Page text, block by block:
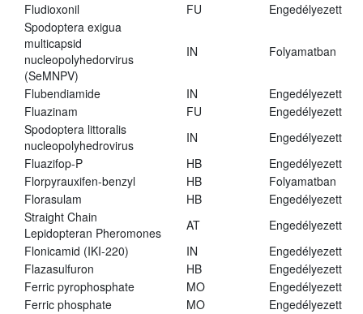
Fludioxonil FU
Engedélyezett
Spodoptera exigua
multicapsid
nucleopolyhedorvirus
(SeMNPV)
IN Folyamatban
Flubendiamide IN
Engedélyezett
Fluazinam
FU
Engedélyezett
Spodoptera littoralis
nucleopolyhedrovirus
IN
Engedélyezett
Fluazifop-P
HB
Engedélyezett
Florpyrauxifen-benzyl
HB
Folyamatban
Florasulam
HB
Engedélyezett
Straight Chain
Lepidopteran Pheromones
AT
Engedélyezett
Flonicamid (IKI-220)
IN
Engedélyezett
Flazasulfuron
HB
Engedélyezett
Ferric pyrophosphate
MO
Engedélyezett
Ferric phosphate
MO
Engedélyezett